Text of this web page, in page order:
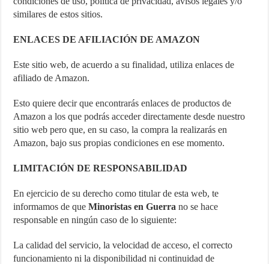
similares de estos sitios.
ENLACES DE AFILIACIÓN DE AMAZON
Este sitio web, de acuerdo a su finalidad, utiliza enlaces de
afiliado de Amazon.
Esto quiere decir que encontrarás enlaces de productos de
Amazon a los que podrás acceder directamente desde nuestro
sitio web pero que, en su caso, la compra la realizarás en
Amazon, bajo sus propias condiciones en ese momento.
LIMITACIÓN DE RESPONSABILIDAD
En ejercicio de su derecho como titular de esta web, te
informamos de queMinoristas en Guerra no se hace
responsable en ningún caso de lo siguiente:
La calidad del servicio, la velocidad de acceso, el correcto
funcionamiento ni la disponibilidad ni continuidad de